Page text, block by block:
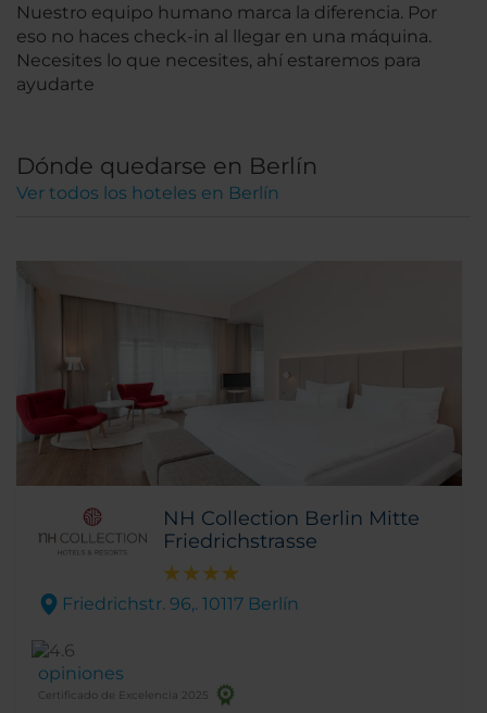
Nuestro equipo humano marca la diferencia. Por
eso no haces check-in al llegar en una máquina.
Necesites lo que necesites, ahí estaremos para
ayudarte
Dónde quedarse en Berlín
Ver todos los hoteles en Berlín
NH Collection Berlin Mitte
Friedrichstrasse
Friedrichstr. 96,. 10117 Berlín
opiniones
Certificado de Excelencia 2025